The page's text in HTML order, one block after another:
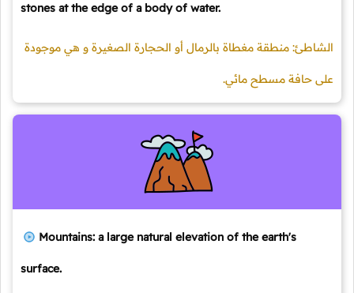
stones at the edge of a body of water.
الشاطئ: منطقة مغطاة بالرمال أو الحجارة الصغيرة و هي موجودة
على حافة مسطح مائي.
Mountains: a large natural elevation of the earth's
surface.